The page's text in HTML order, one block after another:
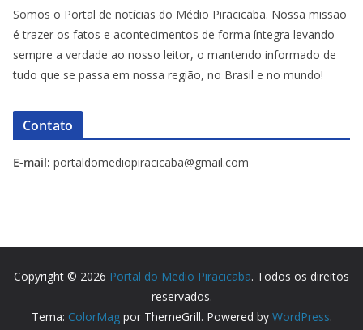
Somos o Portal de notícias do Médio Piracicaba. Nossa missão
é trazer os fatos e acontecimentos de forma íntegra levando
sempre a verdade ao nosso leitor, o mantendo informado de
tudo que se passa em nossa região, no Brasil e no mundo!
Contato
E-mail: portaldomediopiracicaba@gmail.com
Copyright © 2026 Portal do Medio Piracicaba. Todos os direitos
reservados.
Tema: ColorMagpor ThemeGrill. Powered by WordPress.